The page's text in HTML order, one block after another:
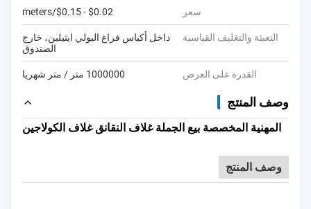
سعر $0.02 - $0.15/meters
التعبئة والتغليف القياسية
داخل أكياس فراغ البولي ايثيلين، خارج
الصندوق
القدرة على العرض 1000000 متر / متر شهريا
وصف المنتج
المهنية المخصصة بيع الجملة غلاف النقانق غلاف الكولاجين
وصف المنتج